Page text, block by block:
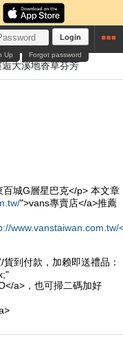
Login
Forgot password
Up
大溪地香草芬芳
城G層星巴克</p> 本文章
">vans專賣店</a>推薦
www.vanstaiwan.com.tw/
到付款，加赖即送禮品：
a>，也可掃二碼加好